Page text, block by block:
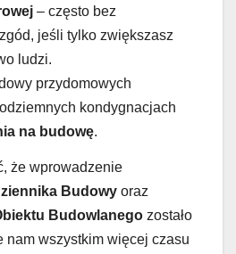
– często bez
jeśli tylko zwiększasz
ludzi.
przydomowych
kondygnacjach
na budowę.
że wprowadzenie
Budowy oraz
Budowlanego zostało
nam wszystkim więcej czasu